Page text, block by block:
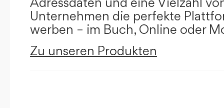
Unternehmen die perfekte
werben – im Buch, Online oder
Zu unseren Produkten